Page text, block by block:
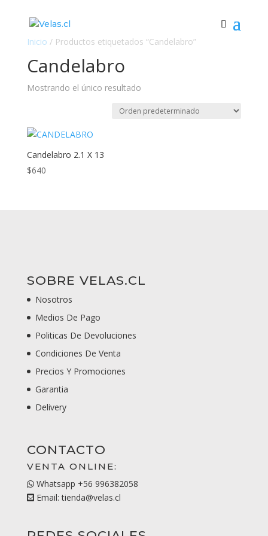
Inicio / Productos etiquetados “Candelabro”
Candelabro
Mostrando el único resultado
Candelabro 2.1 X 13
$640
SOBRE VELAS.CL
Nosotros
Medios De Pago
Politicas De Devoluciones
Condiciones De Venta
Precios Y Promociones
Garantia
Delivery
CONTACTO
VENTA ONLINE:
Whatsapp +56 996382058
Email: tienda@velas.cl